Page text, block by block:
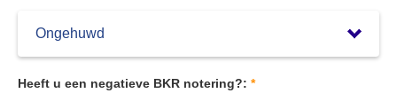
Heeft u een negatieve BKR notering?: *